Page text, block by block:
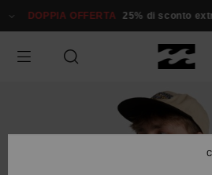
alle
prodotto
DOPPIA OFFERTA 25% di sconto extra